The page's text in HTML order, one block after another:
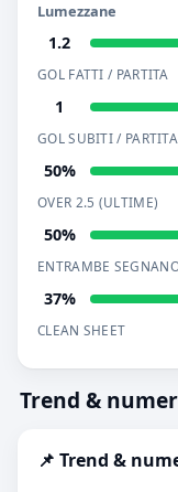
Lumezzane
1.2
GOL FATTI / PARTITA
1
GOL SUBITI / PARTITA
50%
OVER 2.5 (ULTIME)
50%
ENTRAMBE
37%
CLEAN SHEET
Trend &
📌 Trend &